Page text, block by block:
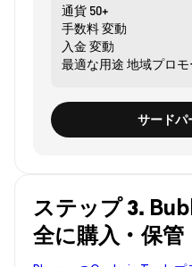
通貨 50+
手数料変動
入金 変動
最適な用途 地域プロ
サードパ
ステップ 3.
全に購入・保管